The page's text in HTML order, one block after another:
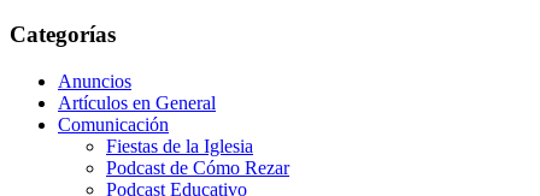
Categorías
Anuncios
Artículos en General
Comunicación
Fiestas de la Iglesia
Podcast de Cómo Rezar
Podcast Educativo